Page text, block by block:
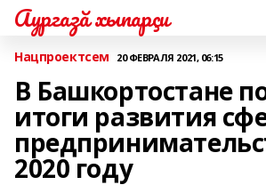
Аургазă хыпарçи
Нацпроектсем 20 ФЕВРАЛЯ 2021, 06:15
В Башкортостане
итоги развития
2020 году